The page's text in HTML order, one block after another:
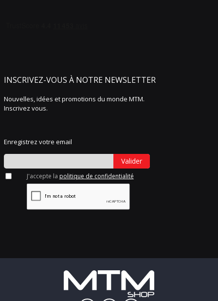
INSCRIVEZ-VOUS À NOTRE NEWSLETTER
Nouvelles, idées et promotions du monde MTM.
Inscrivez vous.
Enregistrez votre email
Valider
J'accepte la politique de confidentialité